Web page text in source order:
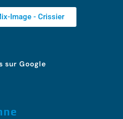
Image - Crissier
sur Google